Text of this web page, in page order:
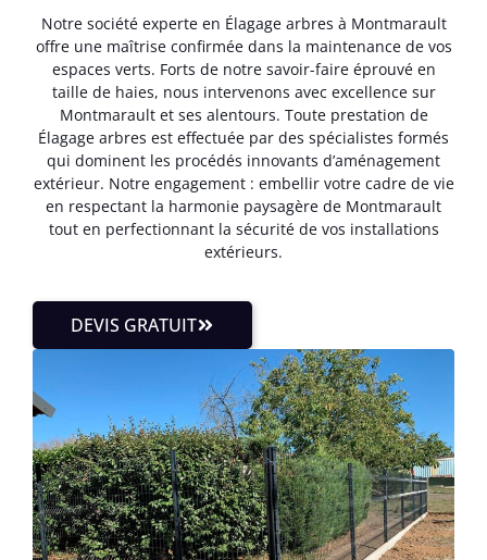
Notre société experte en Élagage arbres à Montmarault
offre une maîtrise confirmée dans la maintenance de vos
espaces verts. Forts de notre savoir-faire éprouvé en
taille de haies, nous intervenons avec excellence sur
Montmarault et ses alentours. Toute prestation de
Élagage arbres est effectuée par des spécialistes formés
qui dominent les procédés innovants d’aménagement
extérieur. Notre engagement : embellir votre cadre de vie
en respectant la harmonie paysagère de Montmarault
tout en perfectionnant la sécurité de vos installations
extérieurs.
DEVIS GRATUIT